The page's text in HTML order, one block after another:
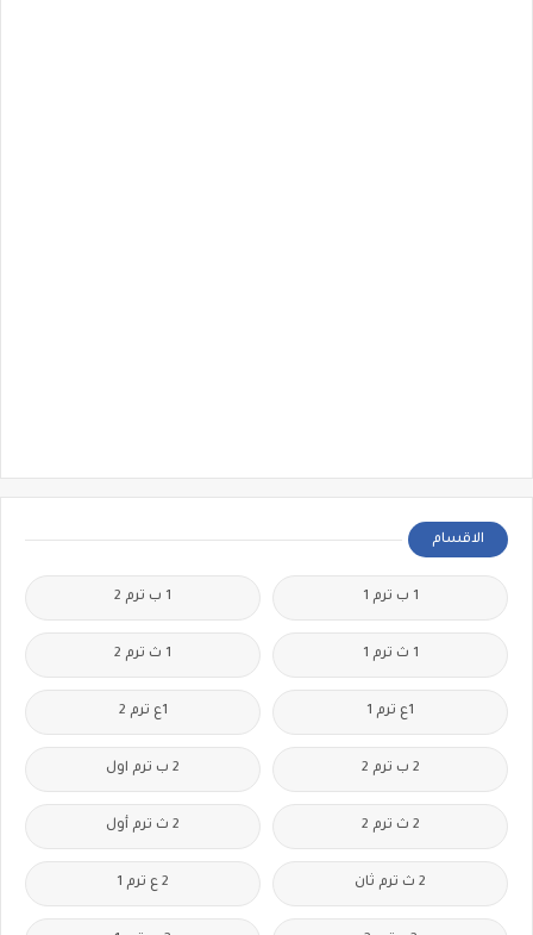
الاقسام
1 ب ترم 1 1 ب ترم 2
1 ث ترم 1 1 ث ترم 2
1ع ترم 1 1ع ترم 2
2 ب ترم 2 2 ب ترم اول
2 ث ترم 2 2 ث ترم أول
2 ث ترم ثان 2 ع ترم 1